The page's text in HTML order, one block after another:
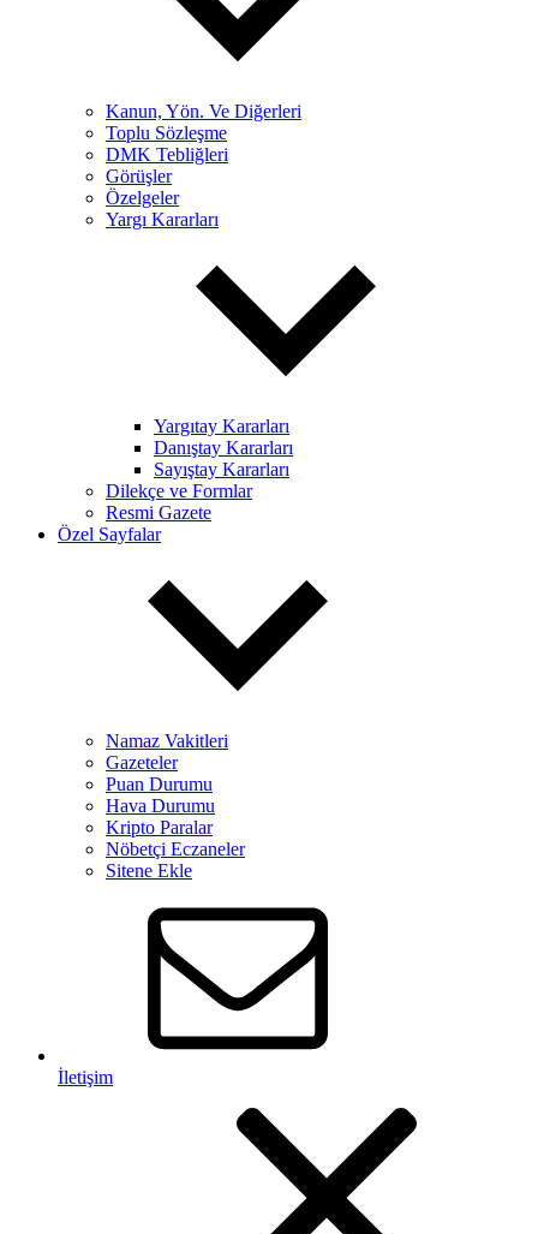
Kanun, Yön. Ve Diğerleri
Toplu Sözleşme
DMK Tebliğleri
Görüşler
Özelgeler
Yargı Kararları
Yargıtay Kararları
Danıştay Kararları
Sayıştay Kararları
Dilekçe ve Formlar
Resmi Gazete
Özel Sayfalar
Namaz Vakitleri
Gazeteler
Puan Durumu
Hava Durumu
Kripto Paralar
Nöbetçi Eczaneler
Sitene Ekle
İletişim